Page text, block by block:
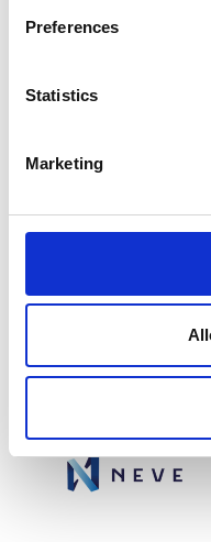
Preferences
Statistics
Marketing
SIIRRY